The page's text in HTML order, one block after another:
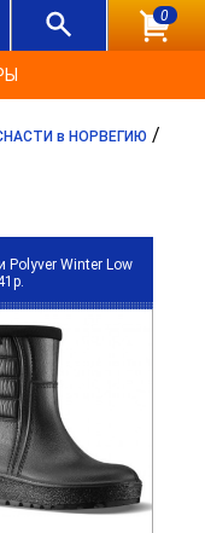
0
в НОРВЕГИЮ /
Polyver Winter Low